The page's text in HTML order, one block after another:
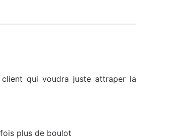
qui voudra juste attraper la
fois plus de boulot